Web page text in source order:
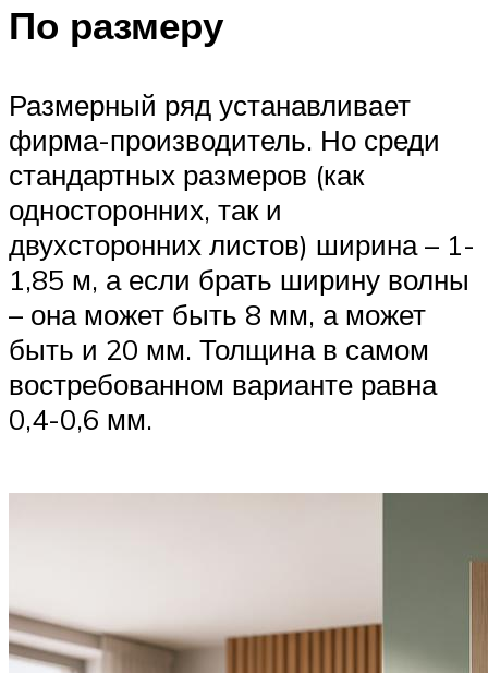
По размеру
Размерный ряд устанавливает
фирма-производитель. Но среди
стандартных размеров (как
односторонних, так и
двухсторонних листов) ширина – 1-
1,85 м, а если брать ширину волны
– она может быть 8 мм, а может
быть и 20 мм. Толщина в самом
востребованном варианте равна
0,4-0,6 мм.